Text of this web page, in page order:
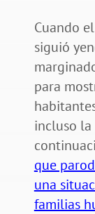
Cuando
siguió
para
incluso
que
una
familias